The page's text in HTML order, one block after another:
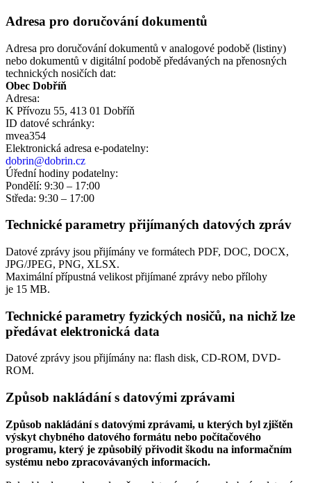
Adresa pro doručování dokumentů
Adresa pro doručování dokumentů v analogové podobě (listiny)
nebo dokumentů v digitální podobě předávaných na přenosných
technických nosičích dat:
Obec Dobříň
Adresa:
K Přívozu 55, 413 01 Dobříň
ID datové schránky:
mvea354
Elektronická adresa e‑podatelny:
dobrin@dobrin.cz
Úřední hodiny podatelny:
Pondělí: 9:30 – 17:00
Středa: 9:30 – 17:00
Technické parametry přijímaných datových zpráv
Datové zprávy jsou přijímány ve formátech PDF, DOC, DOCX,
JPG/JPEG, PNG, XLSX.
Maximální přípustná velikost přijímané zprávy nebo přílohy
je 15 MB.
Technické parametry fyzických nosičů, na nichž lze
předávat elektronická data
Datové zprávy jsou přijímány na: flash disk, CD-ROM, DVD-
ROM.
Způsob nakládání s datovými zprávami
Způsob nakládání s datovými zprávami, u kterých byl zjištěn
výskyt chybného datového formátu nebo počítačového
programu, který je způsobilý přivodit škodu na informačním
systému nebo zpracovávaných informacích.